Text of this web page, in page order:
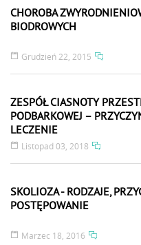
CHOROBA
BIODROWYCH
Grudzień 22, 2015
ZESPÓŁ CIASNOTY
PODBARKOWEJ –
LECZENIE
Listopad 03, 2018
SKOLIOZA - RODZAJE,
POSTĘPOWANIE
Marzec 18, 2016